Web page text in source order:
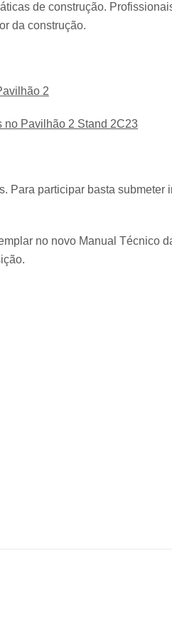
de construção.
da construção.
2
no Pavilhão 2 Stand 2C23
Para participar basta submeter
no novo Manual Técnico